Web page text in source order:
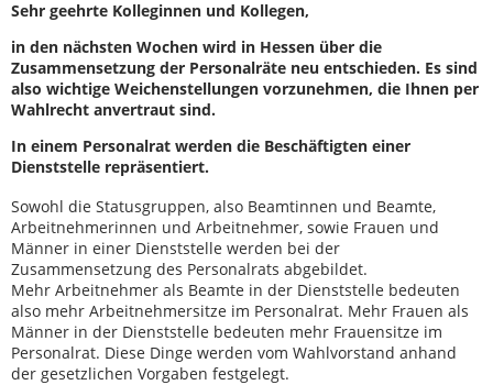
Sehr geehrte Kolleginnen und Kollegen,
in den nächsten Wochen wird in Hessen über die
Zusammensetzung der Personalräte neu entschieden. Es sind
also wichtige Weichenstellungen vorzunehmen, die Ihnen per
Wahlrecht anvertraut sind.
In einem Personalrat werden die Beschäftigten einer
Dienststelle repräsentiert.
Sowohl die Statusgruppen, also Beamtinnen und Beamte,
Arbeitnehmerinnen und Arbeitnehmer, sowie Frauen und
Männer in einer Dienststelle werden bei der
Zusammensetzung des Personalrats abgebildet.
Mehr Arbeitnehmer als Beamte in der Dienststelle bedeuten
also mehr Arbeitnehmersitze im Personalrat. Mehr Frauen als
Männer in der Dienststelle bedeuten mehr Frauensitze im
Personalrat. Diese Dinge werden vom Wahlvorstand anhand
der gesetzlichen Vorgaben festgelegt.